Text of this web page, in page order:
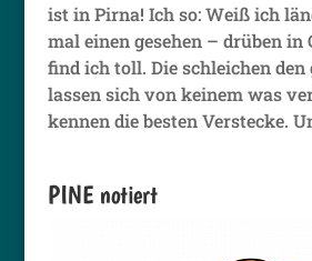
ist in Pirna! Ich so: Weiß ich
mal einen gesehen – drüben in
find ich toll. Die schleichen den
lassen sich von keinem was
kennen die besten Verstecke.
PINE notiert